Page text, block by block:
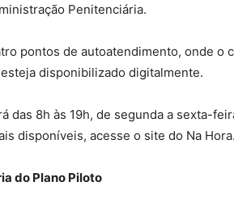
Penitenciária.
pontos de autoatendimento, onde o
disponibilizado digitalmente.
das 8h às 19h, de segunda a sexta-
disponíveis, acesse o site do Na Hora.
do Plano Piloto